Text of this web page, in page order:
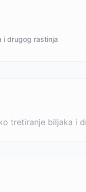
i drugog rastinja
tretiranje biljaka i